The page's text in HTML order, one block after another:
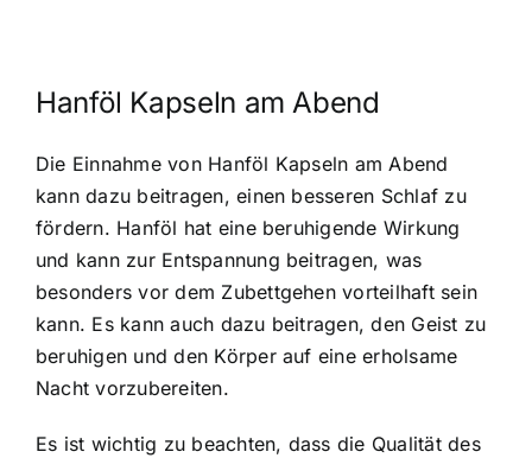
Hanföl Kapseln am Abend
Die Einnahme von Hanföl Kapseln am Abend
kann dazu beitragen, einen besseren Schlaf zu
fördern. Hanföl hat eine beruhigende Wirkung
und kann zur Entspannung beitragen, was
besonders vor dem Zubettgehen vorteilhaft sein
kann. Es kann auch dazu beitragen, den Geist zu
beruhigen und den Körper auf eine erholsame
Nacht vorzubereiten.
Es ist wichtig zu beachten, dass die Qualität des